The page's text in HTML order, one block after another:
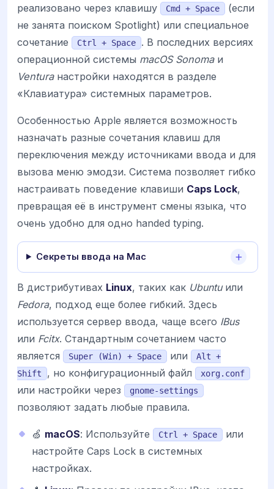
реализовано через клавишу
Cmd + Space
(если
не занята поиском Spotlight) или специальное
сочетание
Ctrl + Space
. В последних версиях
операционной системы macOS Sonomaи
Venturaнастройки находятся в разделе
«Клавиатура» системных параметров.
Особенностью Apple является возможность
назначать разные сочетания клавиш для
переключения между источниками ввода и для
вызова меню эмодзи. Система позволяет гибко
настраивать поведение клавиши Caps Lock,
превращая её в инструмент смены языка, что
очень удобно для одно handed typing.
Секреты ввода на Mac
В дистрибутивах Linux, таких как Ubuntuили
Fedora, подход еще более гибкий. Здесь
используется сервер ввода, чаще всего IBus
или Fcitx. Стандартным сочетанием часто
является
Super (Win) + Space или
Alt +
Shift
, но конфигурационный файл xorg.conf
или настройки через gnome-settings
позволяют задать любые правила.
🍏 macOS: Используйте Ctrl + Space
или
настройте Caps Lock в системных
настройках.